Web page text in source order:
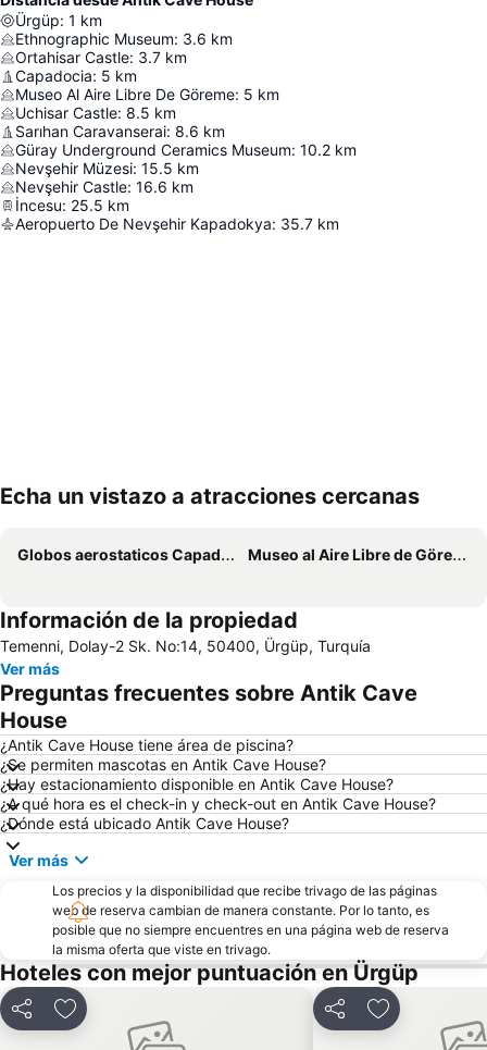
Ürgüp: 1 km
Ethnographic Museum: 3.6 km
Ortahisar Castle: 3.7 km
Capadocia: 5 km
Museo Al Aire Libre De Göreme: 5 km
Uchisar Castle: 8.5 km
Sarıhan Caravanserai: 8.6 km
Güray Underground Ceramics Museum: 10.2 km
Nevşehir Müzesi: 15.5 km
Nevşehir Castle: 16.6 km
İncesu: 25.5 km
Aeropuerto De Nevşehir Kapadokya: 35.7 km
Echa un vistazo a atracciones cercanas
Globos aerostaticos Capadocia Museo al Aire Libre de Göreme
Información de la propiedad
Temenni, Dolay-2 Sk. No:14, 50400, Ürgüp, Turquía
Ver más
Preguntas frecuentes sobre Antik Cave
House
¿Antik Cave House tiene área de piscina?
¿Se permiten mascotas en Antik Cave House?
¿Hay estacionamiento disponible en Antik Cave House?
¿A qué hora es el check-in y check-out en Antik Cave House?
¿Dónde está ubicado Antik Cave House?
Ver más
Los precios y la disponibilidad que recibe trivago de las páginas
web de reserva cambian de manera constante. Por lo tanto, es
posible que no siempre encuentres en una página web de reserva
la misma oferta que viste en trivago.
Hoteles con mejor puntuación en Ürgüp
CompartirAgregar a favoritos CompartirAgregar a